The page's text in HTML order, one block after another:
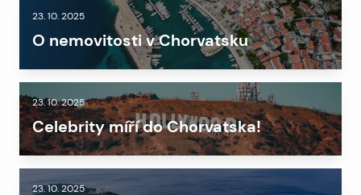
23. 10. 2025
O nemovitosti v Chorvatsku
23. 10. 2025
Celebrity míří do Chorvatska!
23. 10. 2025